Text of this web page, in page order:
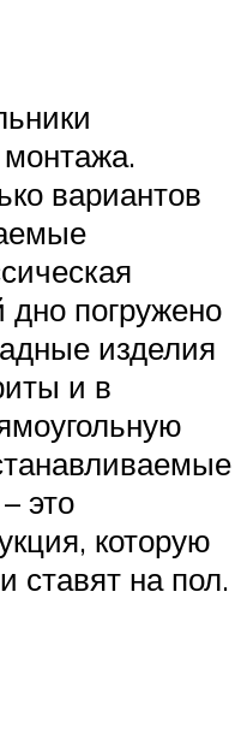
вариантов
дно погружено
изделия
и в
это
которую
ставят на пол.